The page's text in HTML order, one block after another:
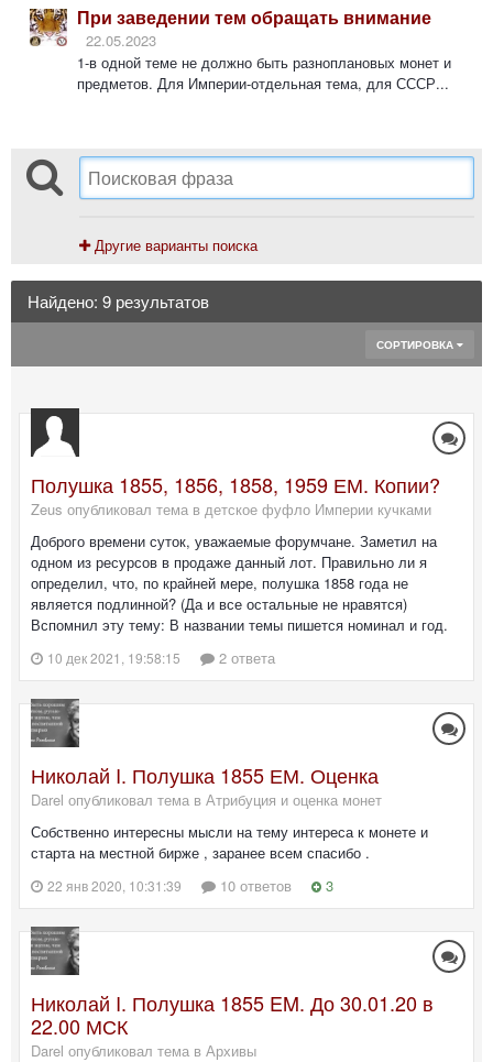
При заведении тем обращать внимание
22.05.2023
1-в одной теме не должно быть разноплановых монет и
предметов. Для Империи-отдельная тема, для СССР...
Другие варианты поиска
Найдено: 9 результатов
СОРТИРОВКА
Полушка 1855, 1856, 1858, 1959 ЕМ. Копии?
Zeus опубликовал тема в детское фуфло Империи кучками
Доброго времени суток, уважаемые форумчане. Заметил на
одном из ресурсов в продаже данный лот. Правильно ли я
определил, что, по крайней мере, полушка 1858 года не
является подлинной? (Да и все остальные не нравятся)
Вспомнил эту тему: В названии темы пишется номинал и год.
10 дек 2021, 19:58:15 2 ответа
Николай I. Полушка 1855 ЕМ. Оценка
Darel опубликовал тема в Атрибуция и оценка монет
Собственно интересны мысли на тему интереса к монете и
старта на местной бирже , заранее всем спасибо .
22 янв 2020, 10:31:39 10 ответов 3
Николай I. Полушка 1855 EM. До 30.01.20 в
22.00 МСК
Darel опубликовал тема в Архивы